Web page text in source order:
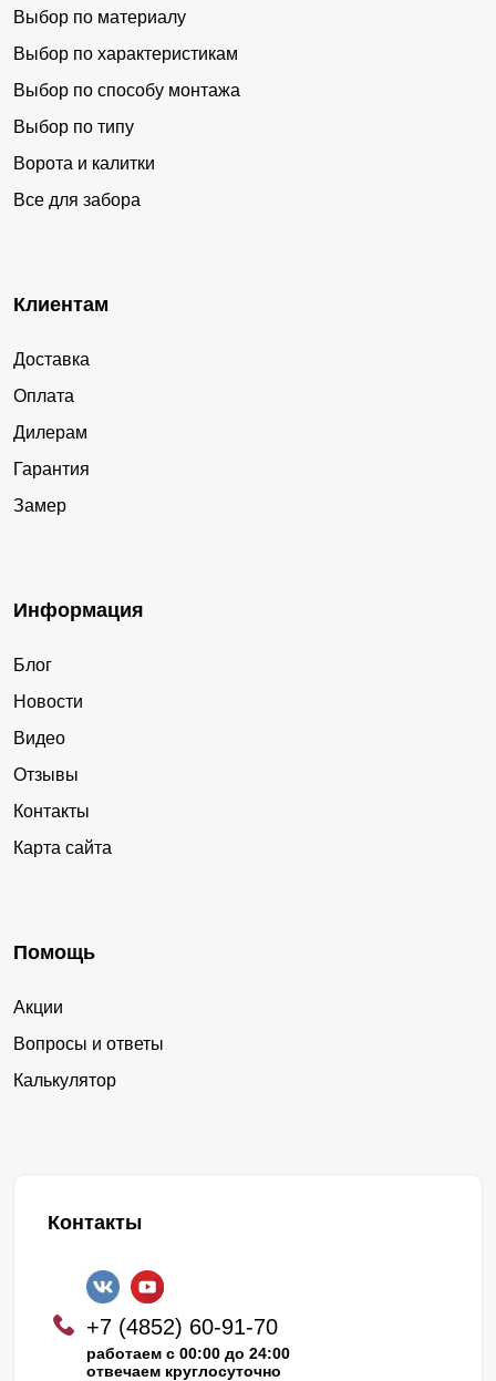
Выбор по материалу
Выбор по характеристикам
Выбор по способу монтажа
Выбор по типу
Ворота и калитки
Все для забора
Клиентам
Доставка
Оплата
Дилерам
Гарантия
Замер
Информация
Блог
Новости
Видео
Отзывы
Контакты
Карта сайта
Помощь
Акции
Вопросы и ответы
Калькулятор
Контакты
+7 (4852) 60-91-70
работаем с 00:00 до 24:00
отвечаем круглосуточно